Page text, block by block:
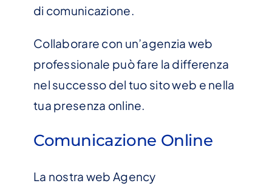
di comunicazione.
Collaborare con un’agenzia web
professionale può fare la differenza
nel successo del tuo sito web e nella
tua presenza online.
Comunicazione Online
La nostra web Agency